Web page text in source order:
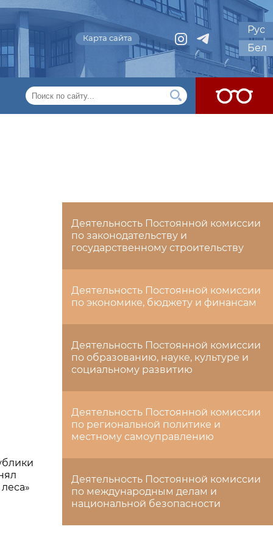
Карта сайта
Рус
Бел
Деятельность Постоянной комиссии
по законодательству и
государственному строительству
Деятельность Постоянной комиссии
по экономике, бюджету и финансам
Деятельность Постоянной комиссии
по образованию, науке, культуре и
социальному развитию
Деятельность Постоянной комиссии
по региональной политике и
местному самоуправлению
Деятельность Постоянной комиссии
по международным делам и
национальной безопасности